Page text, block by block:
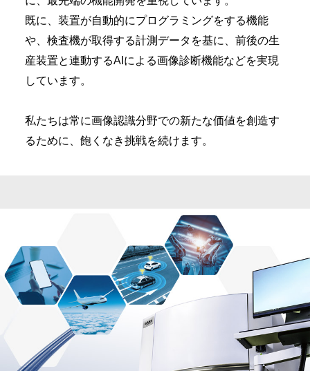
既に、装置が自動的にプログラミングをする機能
や、 検査機が取得する計測データを基に、前後の生
産装置と連動するAIによる画像診断機能などを実現
しています。
私たちは常に画像認識分野での新たな価値を創造す
るために、 飽くなき挑戦を続けます。